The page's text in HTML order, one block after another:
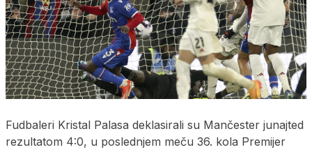
Fudbaleri Kristal Palasa deklasirali su Mančester junajted
rezultatom 4:0, u poslednjem meču 36. kola Premijer